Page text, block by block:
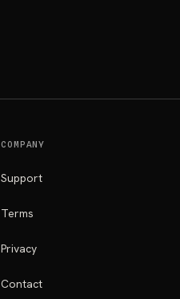
COMPANY
Support
Terms
Privacy
Contact